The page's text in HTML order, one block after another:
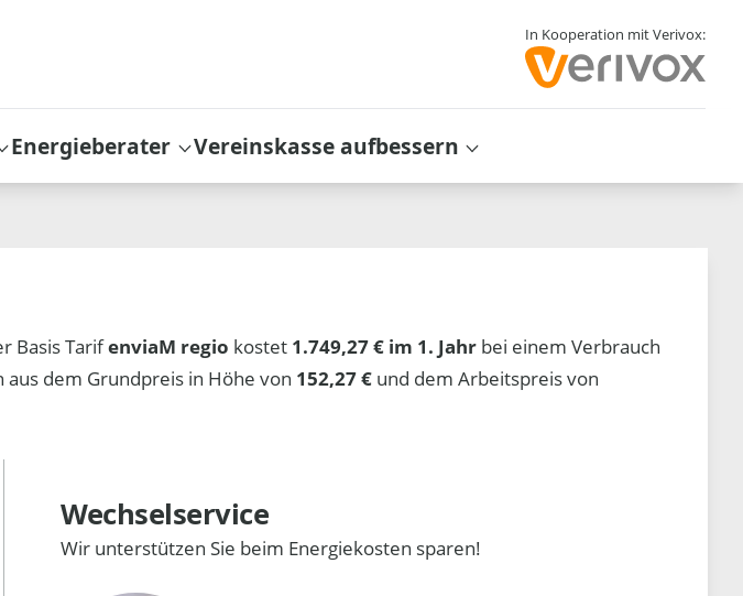
In Kooperation mit Verivox:
Energieberater Vereinskasse aufbessern
Basis TarifenviaM regio kostet 1.749,27 € im 1. Jahr bei einem Verbrauch
dem Grundpreis in Höhe von 152,27 € und dem Arbeitspreis von
Wechselservice
Wir unterstützen Sie beim Energiekosten sparen!